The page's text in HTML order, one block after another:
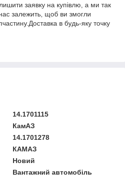
заявку на купівлю, а ми так
залежить, щоб ви змогли
в будь-яку точку
14.1701115
КамАЗ
14.1701278
КАМАЗ
Новий
Вантажний автомобіль